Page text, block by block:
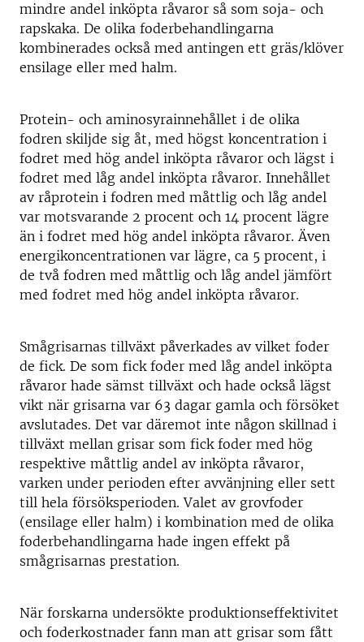
mindre andel inköpta råvaror så som soja- och
rapskaka. De olika foderbehandlingarna
kombinerades också med antingen ett gräs/klöver
ensilage eller med halm.
Protein- och aminosyrainnehållet i de olika
fodren skiljde sig åt, med högst koncentration i
fodret med hög andel inköpta råvaror och lägst i
fodret med låg andel inköpta råvaror. Innehållet
av råprotein i fodren med måttlig och låg andel
var motsvarande 2 procent och 14 procent lägre
än i fodret med hög andel inköpta råvaror. Även
energikoncentrationen var lägre, ca 5 procent, i
de två fodren med måttlig och låg andel jämfört
med fodret med hög andel inköpta råvaror.
Smågrisarnas tillväxt påverkades av vilket foder
de fick. De som fick foder med låg andel inköpta
råvaror hade sämst tillväxt och hade också lägst
vikt när grisarna var 63 dagar gamla och försöket
avslutades. Det var däremot inte någon skillnad i
tillväxt mellan grisar som fick foder med hög
respektive måttlig andel av inköpta råvaror,
varken under perioden efter avvänjning eller sett
till hela försöksperioden. Valet av grovfoder
(ensilage eller halm) i kombination med de olika
foderbehandlingarna hade ingen effekt på
smågrisarnas prestation.
När forskarna undersökte produktionseffektivitet
och foderkostnader fann man att grisar som fått